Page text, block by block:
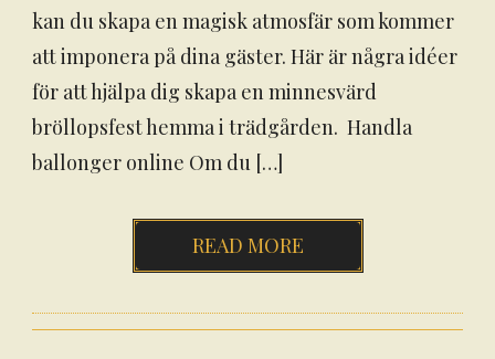
kan du skapa en magisk atmosfär som kommer
att imponera på dina gäster. Här är några idéer
för att hjälpa dig skapa en minnesvärd
bröllopsfest hemma i trädgården. Handla
ballonger online Om du […]
READ MORE